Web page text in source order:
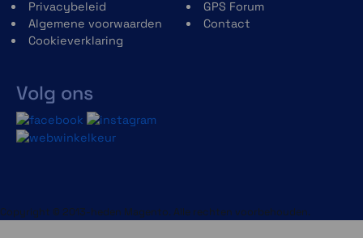
Privacybeleid
Algemene voorwaarden
Cookieverklaring
Volg ons
GPS Forum
Contact
Copyright © 2013-heden Magento. Alle rechten voorbehouden.